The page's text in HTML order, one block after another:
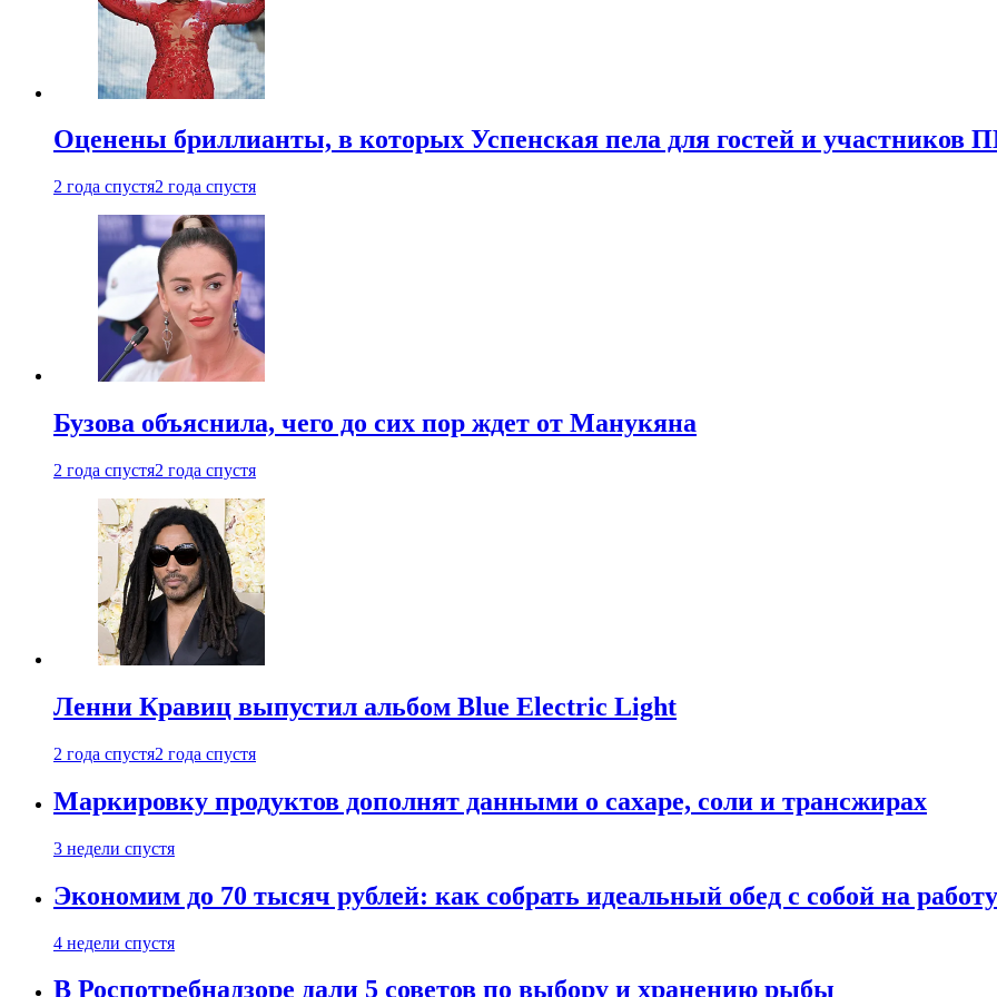
Оценены бриллианты, в которых Успенская пела для гостей и
2 года спустя2 года спустя
Бузова объяснила, чего до сих пор ждет от Манукяна
2 года спустя2 года спустя
Ленни Кравиц выпустил альбом Blue Electric Light
2 года спустя2 года спустя
Маркировку продуктов дополнят данными о сахаре, соли и трансжирах
3 недели спустя
Экономим до 70 тысяч рублей: как собрать идеальный обед с собой на работу
4 недели спустя
В Роспотребнадзоре дали 5 советов по выбору и хранению рыбы